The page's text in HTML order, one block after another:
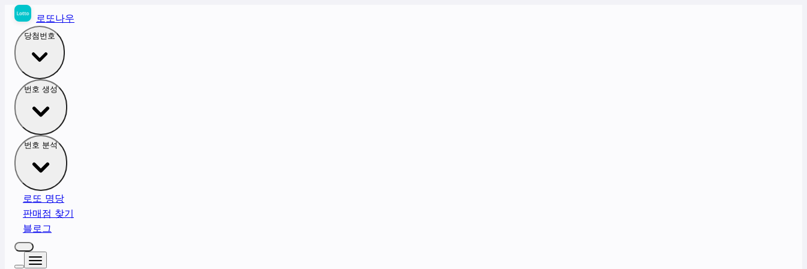
로또나우
당첨번호
번호 생성
번호 분석
로또 명당
판매점 찾기
블로그